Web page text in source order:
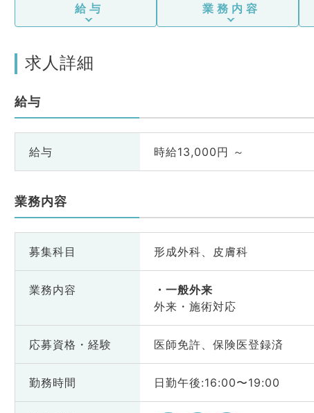
給与 業務内容
求人詳細
給与
給与 時給13,000円 ～
業務内容
募集科目 形成外科、皮膚科
業務内容
一般外来
外来・施術対応
応募資格・ 経験 医師免許、保険医登録済
勤務時間 日勤午後:16:00〜19:00